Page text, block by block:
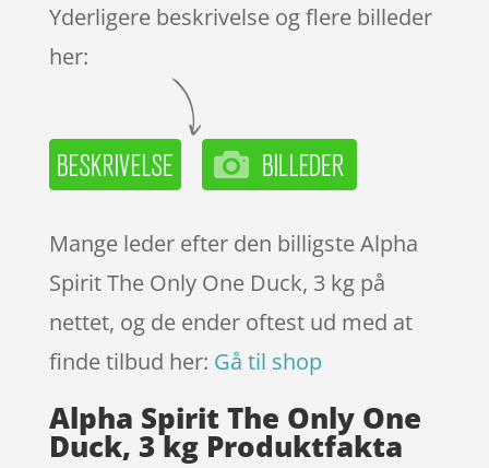
Yderligere beskrivelse og flere billeder
her:
Mange leder efter den billigste Alpha
Spirit The Only One Duck, 3 kg på
nettet, og de ender oftest ud med at
finde tilbud her: Gå til shop
Alpha Spirit The Only One
Duck, 3 kg Produktfakta